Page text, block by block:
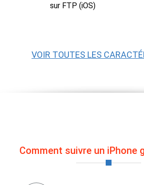
sur FTP (iOS)
VOIR TOUTES LES
Comment suivre un iPhone